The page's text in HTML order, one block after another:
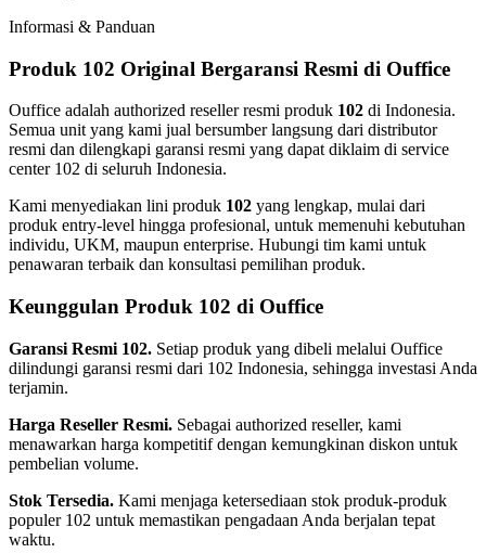
Informasi & Panduan
Produk 102 Original Bergaransi Resmi di Ouffice
Ouffice adalah authorized reseller resmi produk 102 di Indonesia.
Semua unit yang kami jual bersumber langsung dari distributor
resmi dan dilengkapi garansi resmi yang dapat diklaim di service
center 102 di seluruh Indonesia.
Kami menyediakan lini produk 102 yang lengkap, mulai dari
produk entry-level hingga profesional, untuk memenuhi kebutuhan
individu, UKM, maupun enterprise. Hubungi tim kami untuk
penawaran terbaik dan konsultasi pemilihan produk.
Keunggulan Produk 102 di Ouffice
Garansi Resmi 102. Setiap produk yang dibeli melalui Ouffice
dilindungi garansi resmi dari 102 Indonesia, sehingga investasi Anda
terjamin.
Harga Reseller Resmi. Sebagai authorized reseller, kami
menawarkan harga kompetitif dengan kemungkinan diskon untuk
pembelian volume.
Stok Tersedia. Kami menjaga ketersediaan stok produk-produk
populer 102 untuk memastikan pengadaan Anda berjalan tepat
waktu.